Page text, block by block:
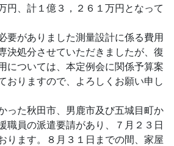
円、計１億３，２６１万円となって
要がありました測量設計に係る費用
決処分させていただきましたが、復
については、本定例会に関係予算案
おりますので、よろしくお願い申し
った秋田市、男鹿市及び五城目町か
職員の派遣要請があり、７月２３日
ります。８月３１日までの間、家屋